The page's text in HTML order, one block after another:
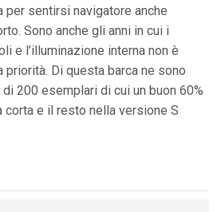
per sentirsi navigatore anche
Sono anche gli anni in cui i
e l’illuminazione interna non è
priorità. Di questa barca ne sono
200 esemplari di cui un buon 60%
corta e il resto nella versione S